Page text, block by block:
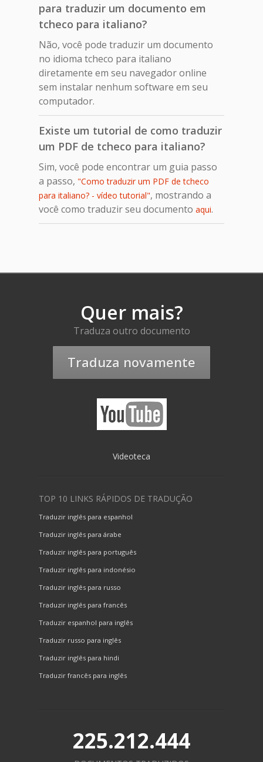
para traduzir um documento em
tcheco para italiano?
Não, você pode traduzir um documento
no idioma tcheco para italiano
diretamente em seu navegador online
sem instalar nenhum software em seu
computador.
Existe um tutorial de como traduzir
um PDF de tcheco para italiano?
Sim, você pode encontrar um guia passo
a passo, "Como traduzir um PDF de tcheco
para italiano? - vídeo tutorial", mostrando a
você como traduzir seu documento aqui.
Quer mais?
Traduza outro documento
Traduza novamente
Videoteca
TOP 10 LINKS RÁPIDOS DE TRADUÇÃO
Traduzir inglês para espanhol
Traduzir inglês para árabe
Traduzir inglês para português
Traduzir inglês para indonésio
Traduzir inglês para russo
Traduzir inglês para francês
Traduzir espanhol para inglês
Traduzir russo para inglês
Traduzir inglês para hindi
Traduzir francês para inglês
225.212.444